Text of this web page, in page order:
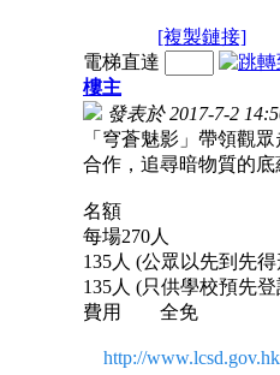
[複製鏈接]
電梯直達
樓主
發表於 2017-7-2
「穹蒼魅影」帶領觀
合作，追尋暗物質的底
名額
每場270人
135人 (公眾以先到先
135人 (只供學校預先
費用 全免
http://